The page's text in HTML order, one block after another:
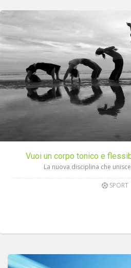
Vuoi un corpo tonico e
La nuova disciplina che
SPORT